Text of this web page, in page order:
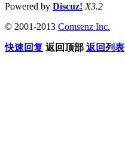
Powered by Discuz! X3.2
© 2001-2013 Comsenz Inc.
快速回复 返回顶部 返回列表